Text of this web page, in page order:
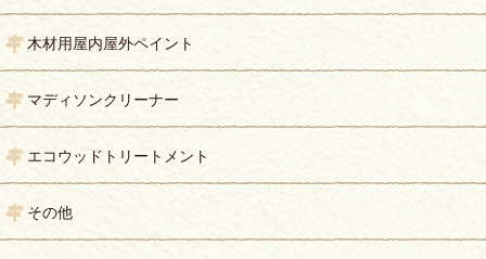
木材用屋内屋外ペイント
マディソンクリーナー
エコウッドトリートメント
その他